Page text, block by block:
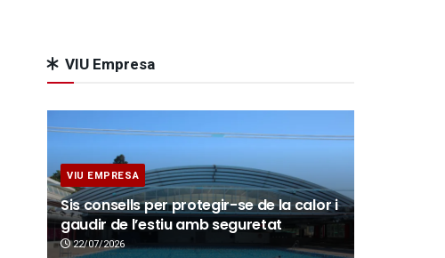
VIU Empresa
VIU EMPRESA
Sis consells per protegir-se de la calor i
gaudir de l’estiu amb seguretat
22/07/2026